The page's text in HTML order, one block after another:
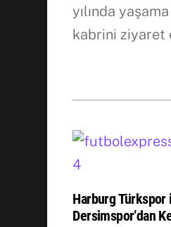
yılında
kabrini ziyaret
Harburg Türkspor
Dersimspor’dan